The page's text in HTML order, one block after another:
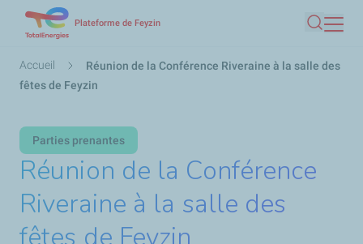
contenu
Plateforme de Feyzin
Fil
d'Ariane
Accueil
Réunion de la Conférence Riveraine à la salle des
fêtes de Feyzin
Parties prenantes
Réunion de la Conférence
Riveraine à la salle des